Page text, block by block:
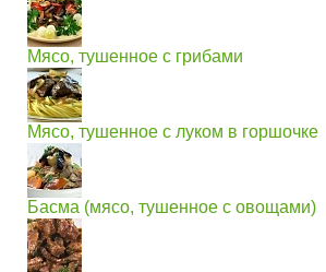
Мясо, тушенное с грибами
Мясо, тушенное с луком в горшочке
Басма (мясо, тушенное с овощами)